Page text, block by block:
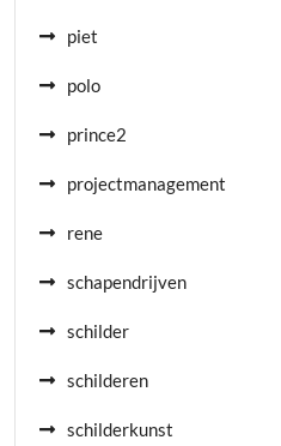
piet
polo
prince2
projectmanagement
rene
schapendrijven
schilder
schilderen
schilderkunst